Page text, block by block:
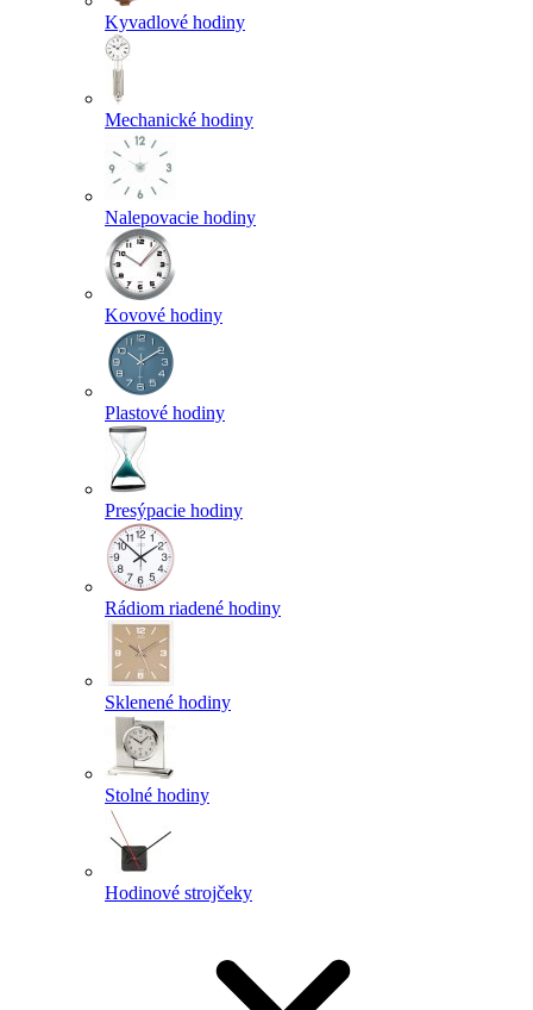
Kyvadlové hodiny
Mechanické hodiny
Nalepovacie hodiny
Kovové hodiny
Plastové hodiny
Presýpacie hodiny
Rádiom riadené hodiny
Sklenené hodiny
Stolné hodiny
Hodinové strojčeky